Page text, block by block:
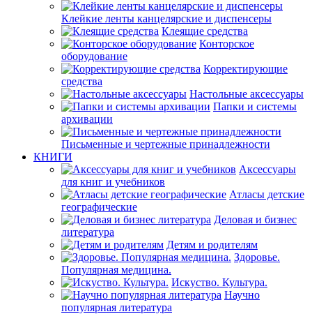
Клейкие ленты канцелярские и диспенсеры
Клеящие средства
Конторское
оборудование
Корректирующие
средства
Настольные аксессуары
Папки и системы
архивации
Письменные и чертежные принадлежности
КНИГИ
Аксессуары
для книг и учебников
Атласы детские
географические
Деловая и бизнес
литература
Детям и родителям
Здоровье.
Популярная медицина.
Искуство. Культура.
Научно
популярная литература